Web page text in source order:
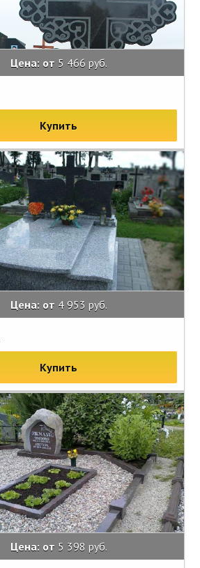
Цена: от 5 466 руб.
Купить
Цена: от 4 953 руб.
Купить
Цена: от 5 398 руб.